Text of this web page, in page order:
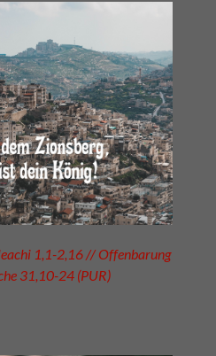
1,1-2,16 // Offenbarung
31,10-24 (PUR)